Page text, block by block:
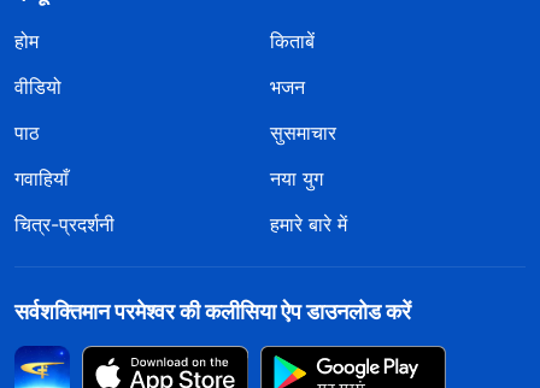
होम
किताबें
वीडियो
भजन
पाठ
सुसमाचार
गवाहियाँ
नया युग
चित्र-प्रदर्शनी
हमारे बारे में
सर्वशक्तिमान परमेश्वर की कलीसिया ऐप डाउनलोड करें